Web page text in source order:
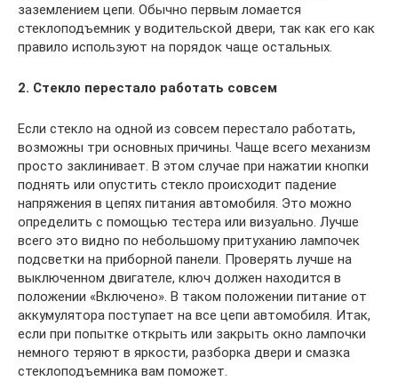
заземлением цепи. Обычно первым ломается
стеклоподъемник у водительской двери, так как его как
правило используют на порядок чаще остальных.
2. Стекло перестало работать совсем
Если стекло на одной из совсем перестало работать,
возможны три основных причины. Чаще всего механизм
просто заклинивает. В этом случае при нажатии кнопки
поднять или опустить стекло происходит падение
напряжения в цепях питания автомобиля. Это можно
определить с помощью тестера или визуально. Лучше
всего это видно по небольшому притуханию лампочек
подсветки на приборной панели. Проверять лучше на
выключенном двигателе, ключ должен находится в
положении «Включено». В таком положении питание от
аккумулятора поступает на все цепи автомобиля. Итак,
если при попытке открыть или закрыть окно лампочки
немного теряют в яркости, разборка двери и смазка
стеклоподъемника вам поможет.